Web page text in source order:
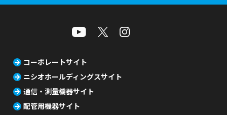
コーポレートサイト
ニシオホールディングスサイト
通信・測量機器サイト
配管用機器サイト